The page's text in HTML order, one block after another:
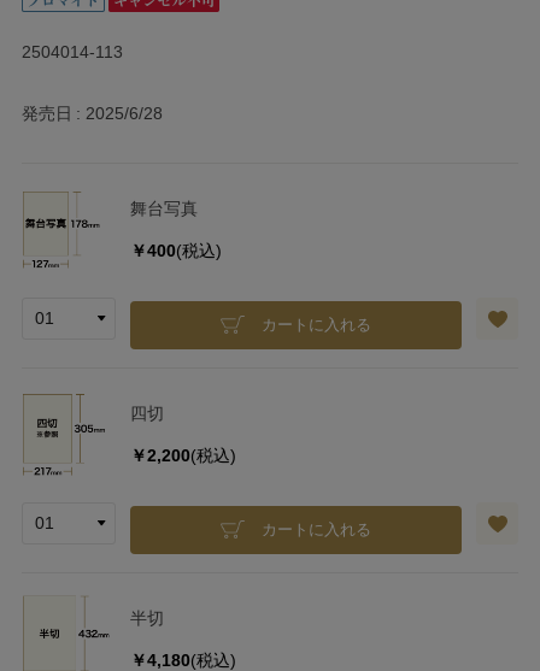
2504014-113
発売日 2025/6/28
舞台写真
￥400(税込)
カートに入れる
四切
￥2,200(税込)
カートに入れる
半切
￥4,180(税込)